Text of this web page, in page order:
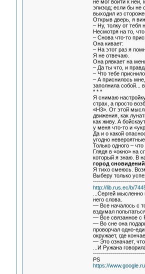
не мог войти к ней,
эпизод; если бы не
выходил из
Открыв дверь, я
– Ну, толку от тебя
Несмотря на то,
– Снова что-то
Она кивает:
– На этот раз я
Я не отвечаю.
Она рявкает на
– Да ты что, и
– Что тебе
– А приснилось
заполнила собой...
* * *
Я снимаю
страх, а просто
«Н3». От этой
движения, как
как живу. А
у меня что-то и
Да и о какой
угодно
Только одного –
Глядя в «окно» на
который я знаю. В
город
Я тихо смеюсь.
Выберу только
--------------------------
http://lib.rus.ec/b/
...Сергей
него слова.
— Все началось с
вздумал
— Все связанное с
— Во сне она
проворчал одно-
окружает, где
— Это означает,
...И Ружана
PS
https://